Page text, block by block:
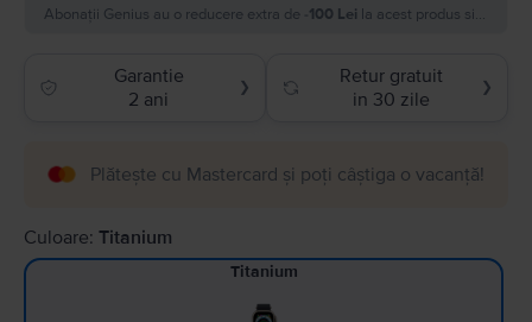
Abonații Genius au o reducere extra de
-100 Lei la acest produs si plătesc
Garantie
2 ani
❯
Retur gratuit
in 30 zile
❯
Plătește cu Mastercard și poți câștiga o vacanță!
Culoare: Titanium
Titanium